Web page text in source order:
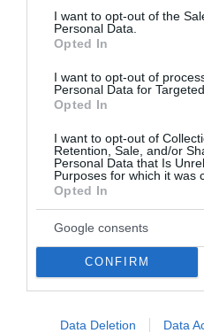
consent section.
I want to opt-out of the
Personal Data.
Opted In
I want to opt-out of
Personal Data for
Opted In
I want to opt-out of
Retention, Sale, and/or
Personal Data that Is
Purposes for which it was
Opted In
Google consents
CONFIRM
Data Deletion Data
ιστό και να κάνουμε το
μεγαλύτερων ιδανικών
Αντόνιο, ο Δημοκρατικός
Τζέιμς Ταλάρικο,
καμπάνιας μιλώντας για
πολιτική είναι
είναι σπασμένα, ακόμη
μοιάζουν σπασμένες. Η
μοιραζόμουν με τον
τον πλησίον μου όπως
τους γείτονες που
προσεύχονται ή